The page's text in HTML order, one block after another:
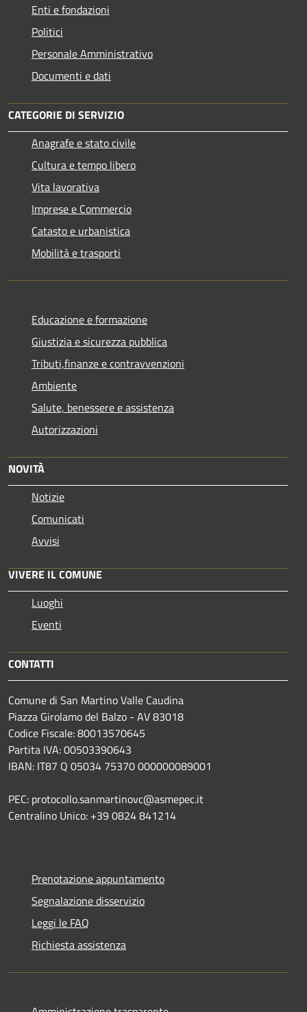
Enti e fondazioni
Politici
Personale Amministrativo
Documenti e dati
CATEGORIE DI SERVIZIO
Anagrafe e stato civile
Cultura e tempo libero
Vita lavorativa
Imprese e Commercio
Catasto e urbanistica
Mobilità e trasporti
Educazione e formazione
Giustizia e sicurezza pubblica
Tributi,finanze e contravvenzioni
Ambiente
Salute, benessere e assistenza
Autorizzazioni
NOVITÀ
Notizie
Comunicati
Avvisi
VIVERE IL COMUNE
Luoghi
Eventi
CONTATTI
Comune di San Martino Valle Caudina
Piazza Girolamo del Balzo - AV 83018
Codice Fiscale: 80013570645
Partita IVA: 00503390643
IBAN: IT87 Q 05034 75370 000000089001
PEC: protocollo.sanmartinovc@asmepec.it
Centralino Unico: +39 0824 841214
Prenotazione appuntamento
Segnalazione disservizio
Leggi le FAQ
Richiesta assistenza